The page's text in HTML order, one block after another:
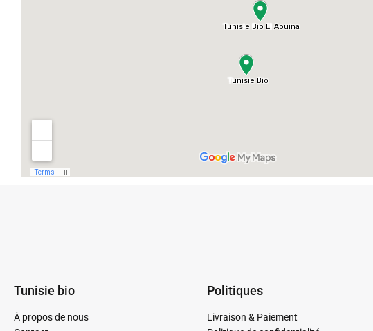
Tunisie bio
À propos de nous
Politiques
Livraison & Paiement